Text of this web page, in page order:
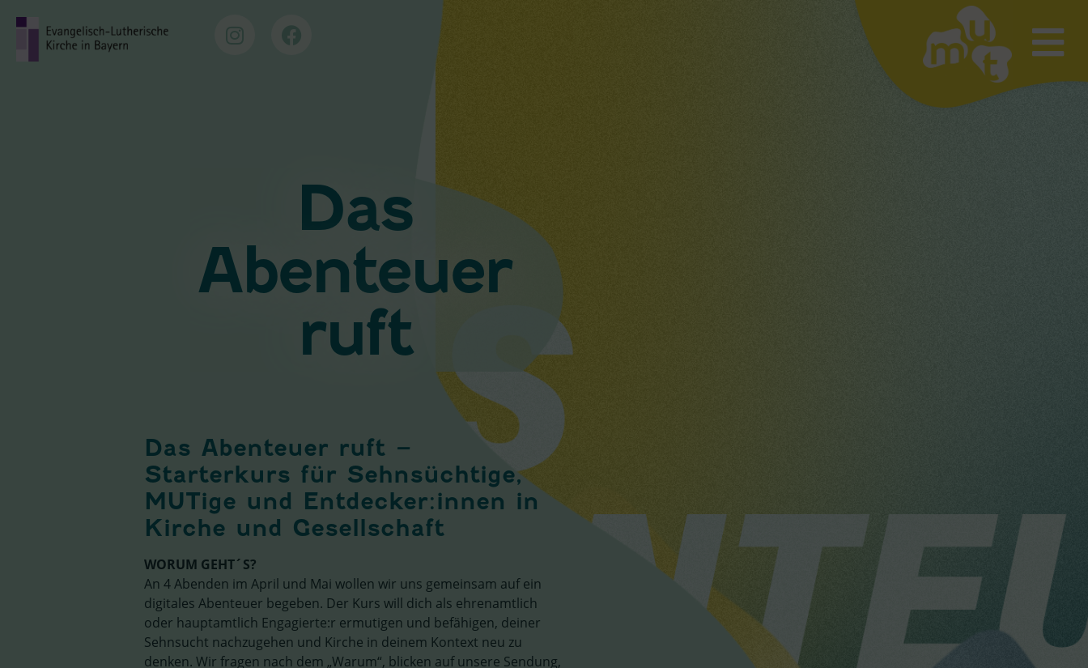
Das
Abenteuer
ruft
Das Abenteuer ruft –
Starterkurs für Sehnsüchtige,
MUTige und Entdecker:innen in
Kirche und Gesellschaft
WORUM GEHT´S?
An 4 Abenden im April und Mai wollen wir uns gemeinsam auf ein
digitales Abenteuer begeben. Der Kurs will dich als ehrenamtlich
oder hauptamtlich Engagierte:r ermutigen und befähigen, deiner
Sehnsucht nachzugehen und Kirche in deinem Kontext neu zu
denken. Wir fragen nach dem „Warum“, blicken auf unsere Sendung,